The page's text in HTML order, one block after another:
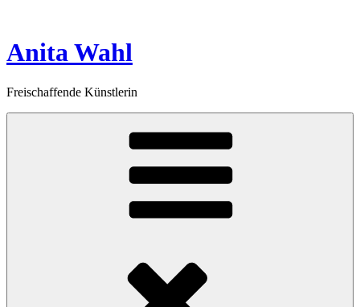
springen
Anita Wahl
Freischaffende Künstlerin